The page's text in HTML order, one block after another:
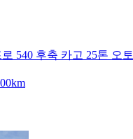
540 후축 카고 25톤 오토